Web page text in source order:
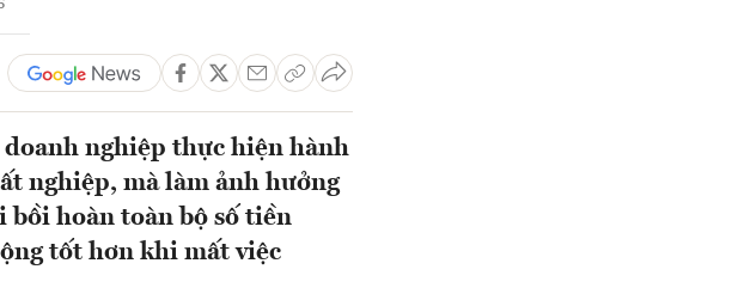
nghiệp thực hiện hành
nghiệp, mà làm ảnh hưởng
hoàn toàn bộ số tiền
tốt hơn khi mất việc